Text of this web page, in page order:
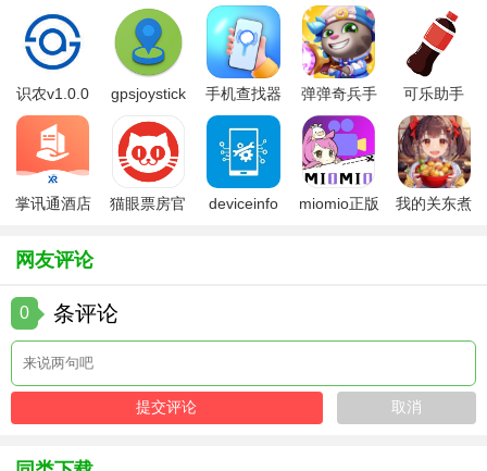
【超强磁力搜索官方版优势】
1. 高效搜索：通过多引擎搜索和智能筛选技术，极大提高了
搜索效率。
2. 资源丰富：涵盖了广泛的资源类型，满足用户的多样化需
求。
3. 操作简便：界面简洁明了，操作便捷易懂，适合各类用户
全。
【超强磁力搜索官方版点评】
超强磁力搜索官方版是一款功能强大、操作简便的磁力链接
了高效、便捷的搜索体验。无论是寻找电影、音乐还是其他
识农v1.0.0
gpsjoystick
手机查找器
app
弹弹奇兵手
游免费版
可乐助手
5.26版本
掌讯通酒店
猫眼票房官
deviceinfo
miomio正版
我的关东煮
网友评论
0 条评论